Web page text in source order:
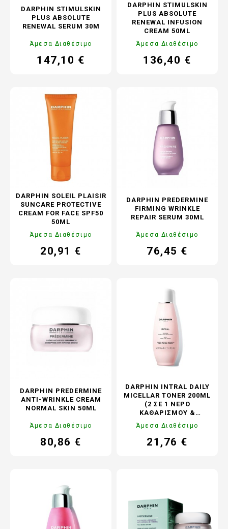
DARPHIN STIMULSKIN
PLUS ABSOLUTE
RENEWAL SERUM 30M
Άμεσα Διαθέσιμο
Τιμή
147,10 €
DARPHIN STIMULSKIN
PLUS ABSOLUTE
RENEWAL INFUSION
CREAM 50ML
Άμεσα Διαθέσιμο
Τιμή
136,40 €
DARPHIN SOLEIL PLAISIR
SUNCARE PROTECTIVE
CREAM FOR FACE SPF50
50ML
Άμεσα Διαθέσιμο
Τιμή
20,91 €
DARPHIN PREDERMINE
FIRMING WRINKLE
REPAIR SERUM 30ML
Άμεσα Διαθέσιμο
Τιμή
76,45 €
DARPHIN PREDERMINE
ANTI-WRINKLE CREAM
NORMAL SKIN 50ML
Άμεσα Διαθέσιμο
Τιμή
80,86 €
DARPHIN INTRAL DAILY
MICELLAR TONER 200ML
(2 ΣΕ 1 ΝΕΡΌ
ΚΑΘΑΡΙΣΜΟΎ &
ΤΟΝΩΤΙΚΉ ΛΟΣΙΌΝ ΓΙΑ
ΠΡΌΣΩΠΟ & ΜΆΤΙΑ)
Άμεσα Διαθέσιμο
Τιμή
21,76 €